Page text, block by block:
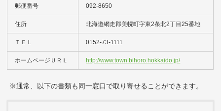
郵便番号 092-8650
住所 北海道網走郡美幌町字東2条北2丁目25番地
ＴＥＬ 0152-73-1111
ホームページＵＲＬ http://www.town.bihoro.hokkaido.jp/
※通常、以下の書類も同一窓口で取り寄せることができます。